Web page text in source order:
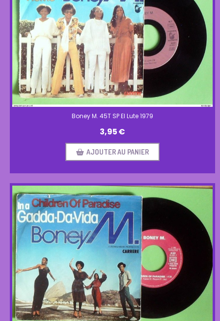
Boney M. 45T SP El Lute 1979
3,95€
AJOUTER AU PANIER